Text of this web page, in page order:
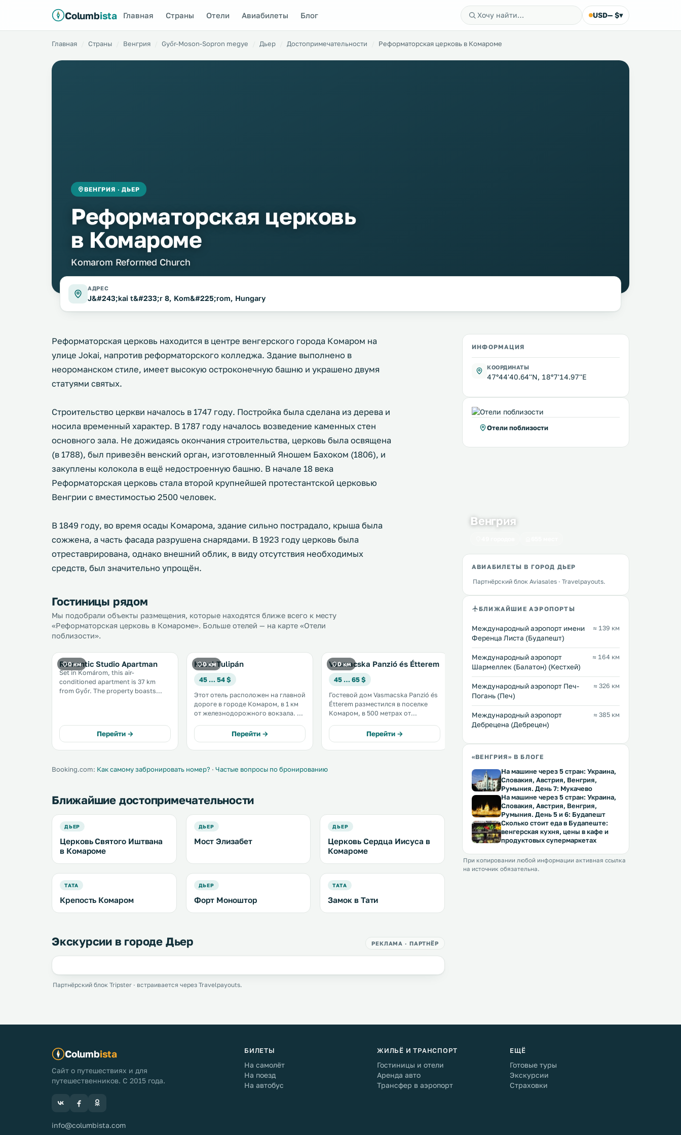
Columbista Главная Страны Отели Авиабилеты Блог USD— $▾
Главная Страны Венгрия Győr-Moson-Sopron megye Дьер Достопримечательности Реформаторская церковь в Комароме
ВЕНГРИЯ · ДЬЕР
Реформаторская церковь
в Комароме
Komarom Reformed Church
АДРЕС
J&#243;kai t&#233;r 8, Kom&#225;rom, Hungary
Реформаторская церковь находится в центре венгерского города Комаром на
улице Jokai, напротив реформаторского колледжа. Здание выполнено в
неороманском стиле, имеет высокую остроконечную башню и украшено двумя
статуями святых.
Строительство церкви началось в 1747 году. Постройка была сделана из дерева и
носила временный характер. В 1787 году началось возведение каменных стен
основного зала. Не дожидаясь окончания строительства, церковь была освящена
(в 1788), был привезён венский орган, изготовленный Яношем Бахоком (1806), и
закуплены колокола в ещё недостроенную башню. В начале 18 века
Реформаторская церковь стала второй крупнейшей протестантской церковью
Венгрии с вместимостью 2500 человек.
В 1849 году, во время осады Комарома, здание сильно пострадало, крыша была
сожжена, а часть фасада разрушена снарядами. В 1923 году церковь была
отреставрирована, однако внешний облик, в виду отсутствия необходимых
средств, был значительно упрощён.
Гостиницы рядом
Мы подобрали объекты размещения, которые находятся ближе всего к месту
«Реформаторская церковь в Комароме». Больше отелей — на карте «Отели
поблизости».
0 км
Romantic Studio Apartman
Set in Komárom, this air-
conditioned apartment is 37 km
from Győr. The property boasts
with a microwave. .
Перейти →
0 км
Hotel Tulipán
45 … 54 $
Этот отель расположен на главной
дороге в городе Комаром, в 1 км
от железнодорожного вокзала. К
бесплатная частная парковка.
Каждое утро в обеденном зале
подается разнообразный завтрак
Перейти →
0 км
Vasmacska Panzió és Étterem
45 … 65 $
Гостевой дом Vasmacska Panzió és
Étterem разместился в поселке
Комаром, в 500 метрах от
гостевого дома работает
ресторан. .
Перейти →
1 км
Hét Vezér Apartmanhotel
43 … 97 $
Апарт-отель Hét Vezér расположен
в городке Комаром и обладает
собственным входом в
термальный курорт. Гостям
кондиционером и бесплатным
бесплатная парковка. .
≈ 36 $
Aranytál Panzió
городке Комароме, в 10
номера. К услугам гостей
ресторан, бар и
Booking.com: Как самому забронировать номер? · Частые вопросы по бронированию
Ближайшие достопримечательности
ДЬЕР
Церковь Святого Иштвана
в Комароме
ДЬЕР
Мост Элизабет
ДЬЕР
Церковь Сердца Иисуса в
Комароме
ТАТА
Крепость Комаром
ДЬЕР
Форт Моноштор
ТАТА
Замок в Тати
Экскурсии в городе Дьер РЕКЛАМА · ПАРТНЁР
Партнёрский блок Tripster · встраивается через Travelpayouts.
ИНФОРМАЦИЯ
КООРДИНАТЫ
47°44'40.64''N, 18°7'14.97''E
Отели поблизости
Венгрия
АВИАБИЛЕТЫ В ГОРОД ДЬЕР
Партнёрский блок Aviasales · Travelpayouts.
БЛИЖАЙШИЕ АЭРОПОРТЫ
Международный аэропорт имени
Ференца Листа (Будапешт)
≈ 139 км
Международный аэропорт
Шармеллек (Балатон) (Кестхей)
≈ 164 км
Международный аэропорт Печ-
Погань (Печ)
≈ 326 км
Международный аэропорт
Дебрецена (Дебрецен)
≈ 385 км
«ВЕНГРИЯ» В БЛОГЕ
На машине через 5 стран: Украина,
Словакия, Австрия, Венгрия,
Румыния. День 7: Мукачево
На машине через 5 стран: Украина,
Словакия, Австрия, Венгрия,
Румыния. День 5 и 6: Будапешт
Сколько стоит еда в Будапеште:
венгерская кухня, цены в кафе и
продуктовых супермаркетах
При копировании любой информации активная ссылка
на источник обязательна.
Columbista
Сайт о путешествиях и для
путешественников. С 2015 года.
info@columbista.com
БИЛЕТЫ
На самолёт
На поезд
На автобус
ЖИЛЬЁ И ТРАНСПОРТ
Гостиницы и отели
Аренда авто
Трансфер в аэропорт
ЕЩЁ
Готовые туры
Экскурсии
Страховки